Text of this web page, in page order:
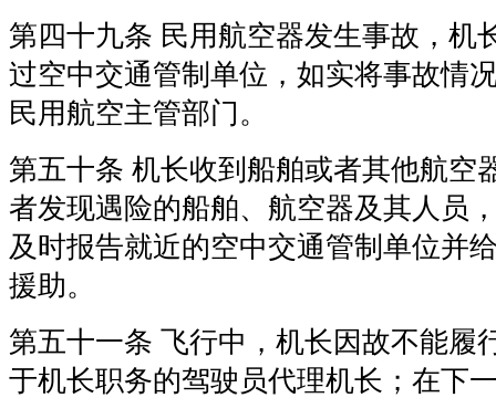
第四十九条 民用航空器发生事故，机
过空中交通管制单位，如实将事故情
民用航空主管部门。
第五十条 机长收到船舶或者其他航空
者发现遇险的船舶、航空器及其人员
及时报告就近的空中交通管制单位并
援助。
第五十一条 飞行中，机长因故不能履
于机长职务的驾驶员代理机长；在下